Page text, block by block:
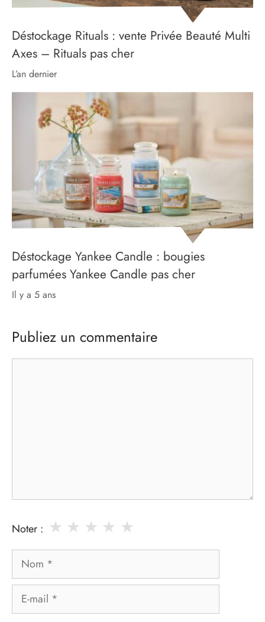
Déstockage Rituals : vente Privée Beauté Multi
Axes – Rituals pas cher
l’an dernier
Déstockage Yankee Candle : bougies
parfumées Yankee Candle pas cher
il y a 5 ans
Publiez un commentaire
Noter : ★
★
★
★
★
Nom